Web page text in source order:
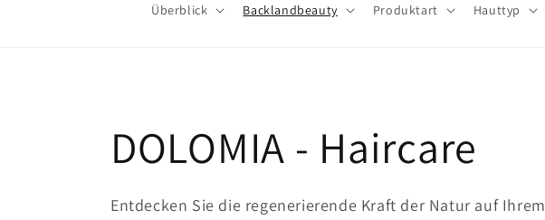
Überblick Backlandbeauty Produktart Hauttyp
K
a
DOLOMIA - Haircare
Entdecken Sie die regenerierende Kraft der Natur auf Ihrem